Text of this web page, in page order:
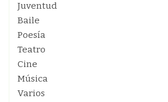
Juventud
Baile
Poesía
Teatro
Cine
Música
Varios